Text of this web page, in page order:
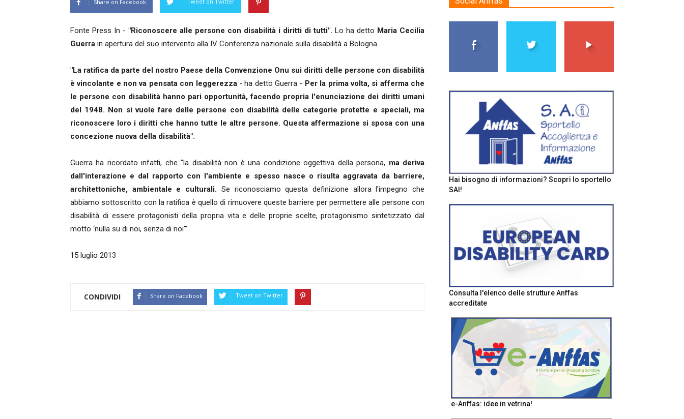
Share on Facebook
Fonte Press In - "Riconoscere alle persone con disabilità i diritti di tutti". Lo ha detto Maria Cecilia
Guerra in apertura del suo intervento alla IV Conferenza nazionale sulla disabilità a Bologna.
"La ratifica da parte del nostro Paese della Convenzione Onu sui diritti delle persone con disabilità
è vincolante e non va pensata con leggerezza- ha detto Guerra - Per la prima volta, si afferma che
le persone con disabilità hanno pari opportunità, facendo propria l'enunciazione dei diritti umani
del 1948. Non si vuole fare delle persone con disabilità delle categorie protette e speciali, ma
riconoscere loro i diritti che hanno tutte le altre persone. Questa affermazione si sposa con una
concezione nuova della disabilità".
Guerra ha ricordato infatti, che "la disabilità non è una condizione oggettiva della persona, ma deriva
dall'interazione e dal rapporto con l'ambiente e spesso nasce o risulta aggravata da barriere,
architettoniche, ambientale e culturali. Se riconosciamo questa definizione allora l'impegno che
abbiamo sottoscritto con la ratifica è quello di rimuovere queste barriere per permettere alle persone con
disabilità di essere protagonisti della propria vita e delle proprie scelte, protagonismo sintetizzato dal
motto ‘nulla su di noi, senza di noi'".
15 luglio 2013
CONDIVIDI Share on Facebook Tweet on Twitter
Hai bisogno di informazioni? Scopri lo sportello
SAI!
Consulta l'elenco delle strutture Anffas
accreditate
e-Anffas: idee in vetrina!